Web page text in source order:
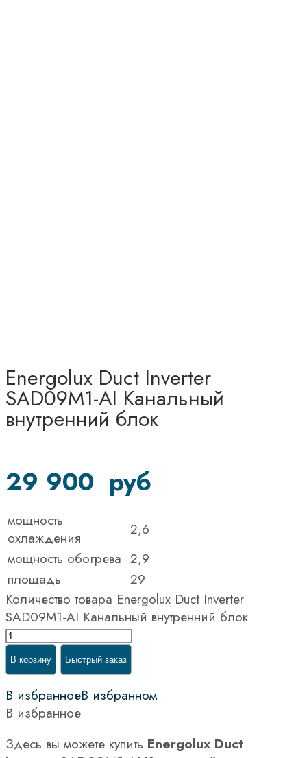
Energolux Duct Inverter
SAD09M1-AI Канальный
внутренний блок
29 900 руб
мощность
охлаждения
2,6
мощность обогрева 2,9
площадь
29
Количество товара Energolux Duct Inverter
SAD09M1-AI Канальный внутренний блок
В корзину Быстрый заказ
В избранноеВ избранном
В избранное
Здесь вы можете купить Energolux Duct